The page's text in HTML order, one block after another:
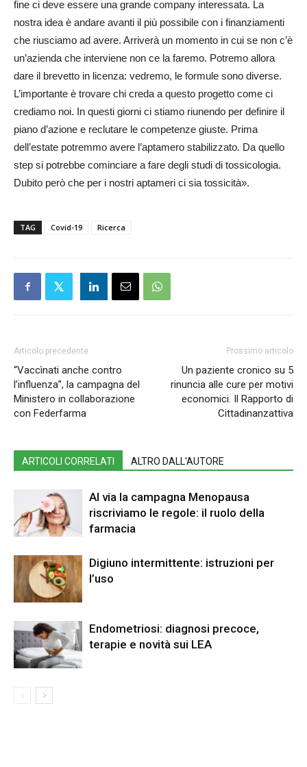
fine ci deve essere una grande company interessata. La
nostra idea è andare avanti il più possibile con i finanziamenti
che riusciamo ad avere. Arriverà un momento in cui se non c’è
un’azienda che interviene non ce la faremo. Potremo allora
dare il brevetto in licenza: vedremo, le formule sono diverse.
L’importante è trovare chi creda a questo progetto come ci
crediamo noi. In questi giorni ci stiamo riunendo per definire il
piano d’azione e reclutare le competenze giuste. Prima
dell’estate potremmo avere l’aptamero stabilizzato. Da quello
step si potrebbe cominciare a fare degli studi di tossicologia.
Dubito però che per i nostri aptameri ci sia tossicità».
TAG Covid-19 Ricerca
Articolo precedente
“Vaccìnati anche contro
l’influenza”, la campagna del
Ministero in collaborazione
con Federfarma
Prossimo articolo
Un paziente cronico su 5
rinuncia alle cure per motivi
economici. Il Rapporto di
Cittadinanzattiva
ARTICOLI CORRELATI ALTRO DALL'AUTORE
Al via la campagna Menopausa
riscriviamo le regole: il ruolo della
farmacia
Digiuno intermittente: istruzioni per
l’uso
Endometriosi: diagnosi precoce,
terapie e novità sui LEA